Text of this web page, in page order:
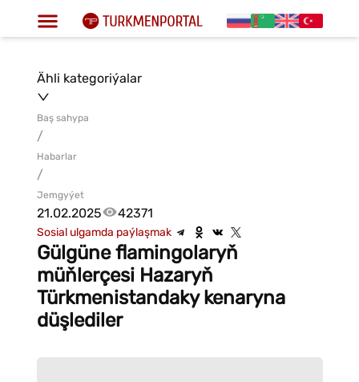
Ähli kategoriýalar
Baş sahypa
/
Habarlar
/
Jemgyýet
21.02.2025 42371
Sosial ulgamda paýlaşmak
Gülgüne flamingolaryň
müňlerçesi Hazaryň
Türkmenistandaky kenaryna
düşlediler